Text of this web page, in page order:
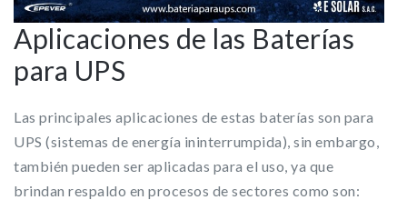
Aplicaciones de las Baterías
para UPS
Las principales aplicaciones de estas baterías son para
UPS (sistemas de energía ininterrumpida), sin embargo,
también pueden ser aplicadas para el uso, ya que
brindan respaldo en procesos de sectores como son: